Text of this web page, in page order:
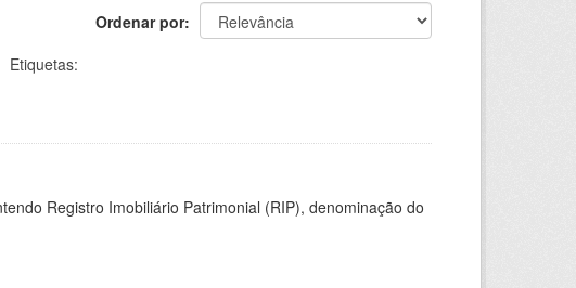
Ordenar por
Etiquetas:
Registro Imobiliário Patrimonial (RIP), denominação do